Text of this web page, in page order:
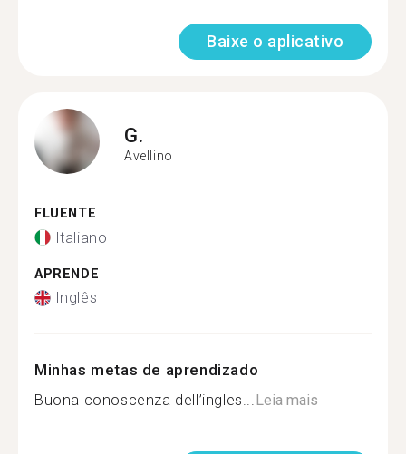
Baixe o aplicativo
G.
Avellino
FLUENTE
Italiano
APRENDE
Inglês
Minhas metas de aprendizado
Buona conoscenza dell’ingles...Leia mais